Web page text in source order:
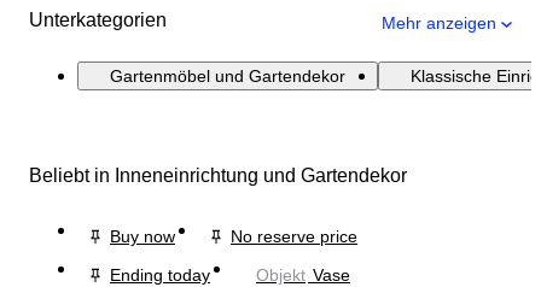
Unterkategorien Mehr anzeigen
Gartenmöbel und Gartendekor Klassische
Beliebt in Inneneinrichtung und Gartendekor
Buy now
No reserve price
Ending today
Objekt Vase